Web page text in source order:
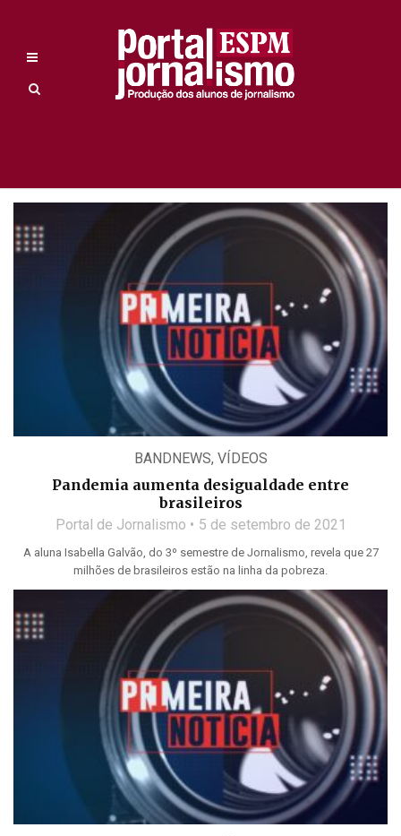
BANDNEWS, VÍDEOS
Pandemia aumenta desigualdade entre
brasileiros
Portal de Jornalismo 5 de setembro de 2021
A aluna Isabella Galvão, do 3º semestre de Jornalismo, revela que 27
milhões de brasileiros estão na linha da pobreza.